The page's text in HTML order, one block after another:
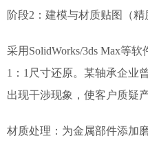
阶段2：建模与材质贴图（精
采用SolidWorks/3ds Max等
1：1尺寸还原。某轴承企业
出现干涉现象，使客户质疑
材质处理：为金属部件添加